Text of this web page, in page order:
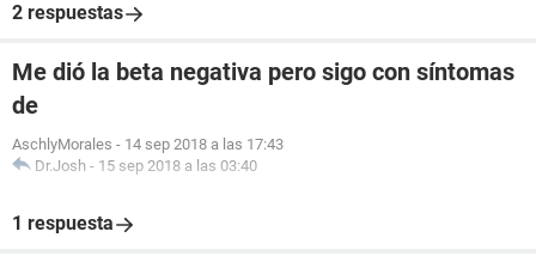
2 respuestas
Me dió la beta negativa pero sigo con síntomas
de
AschlyMorales - 14 sep 2018 a las 17:43
Dr.Josh - 15 sep 2018 a las 03:40
1 respuesta